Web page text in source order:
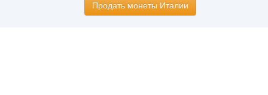
Продать монеты Италии